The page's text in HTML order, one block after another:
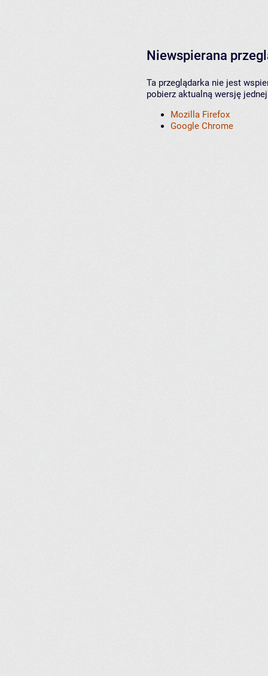
Niewspierana
Ta przeglądarka nie jest
pobierz aktualną wersję
Mozilla Firefox
Google Chrome